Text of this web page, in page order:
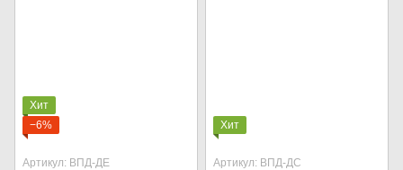
Хит
−6%
Артикул: ВПД-ДЕ
Хит
Артикул: ВПД-ДС